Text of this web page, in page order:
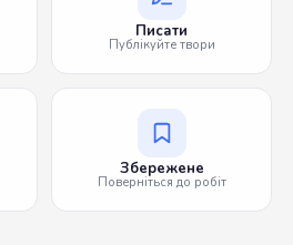
Писати
Публікуйте твори
Збережене
Поверніться до робіт